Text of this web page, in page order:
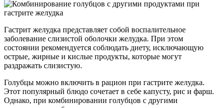
Гастрит желудка представляет собой воспалительное
заболевание слизистой оболочки желудка. При этом
состоянии рекомендуется соблюдать диету, исключающую
острые, жирные и кислые продукты, которые могут
раздражать слизистую.
Голубцы можно включить в рацион при гастрите желудка.
Этот популярный блюдо сочетает в себе капусту, рис и фарш.
Однако, при комбинировании голубцов с другими